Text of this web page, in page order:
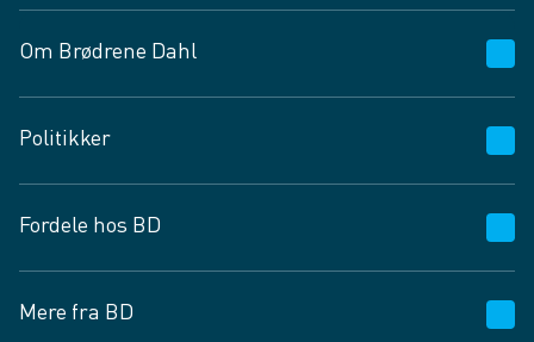
Om Brødrene Dahl
Vagttelefon 30 10 89 89
Spørgsmål og svar
Job og karriere
Fødevarekontrolrapport
Politikker
Privatlivspolitik
Cookies
Vilkår og betingelser
Fordele hos BD
BD app
Mere fra BD